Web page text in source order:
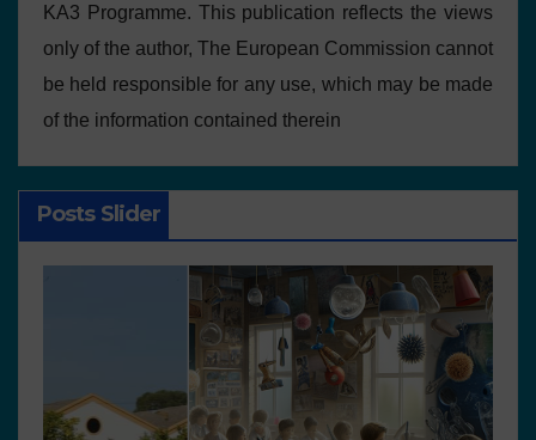
KA3 Programme. This publication reflects the views
only of the author, The European Commission cannot
be held responsible for any use, which may be made
of the information contained therein
Posts Slider